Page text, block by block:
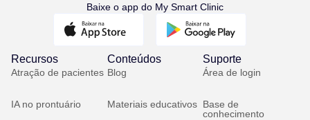
Baixe o app do My Smart Clinic
Recursos
Atração de pacientes
IA no prontuário
Conteúdos
Blog
Materiais educativos
Suporte
Área de login
Base de
conhecimento